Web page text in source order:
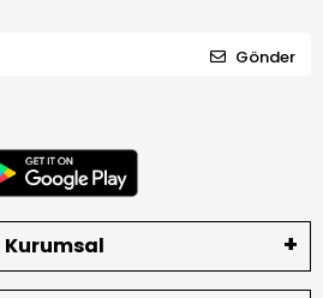
Gönder
Kurumsal